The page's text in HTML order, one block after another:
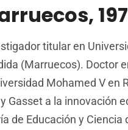
titular en
(Marruecos). Doctor
Mohamed V en
Gasset a la innovación
de Educación y Ciencia